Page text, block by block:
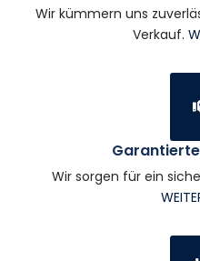
Wir kümmern uns
Verkauf.
Wir sorgen für ein